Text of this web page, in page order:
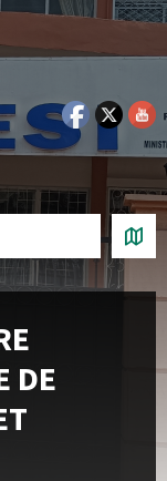
DE